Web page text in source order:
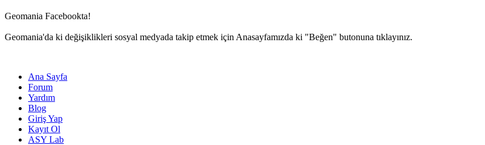
Geomania Facebookta!
Geomania'da ki değişiklikleri sosyal medyada takip etmek için Anasayfamızda ki "Beğen" butonuna tıklayınız.
Ana Sayfa
Forum
Yardım
Blog
Giriş Yap
Kayıt Ol
ASY Lab